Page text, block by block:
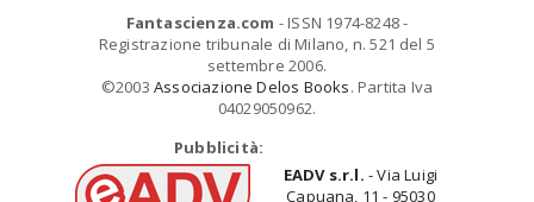
Fantascienza.com - ISSN 1974-8248 -
Registrazione tribunale di Milano, n. 521 del 5
settembre 2006.
©2003 Associazione Delos Books. Partita Iva
04029050962.
Pubblicità:
EADV s.r.l. - Via Luigi
Capuana, 11 - 95030